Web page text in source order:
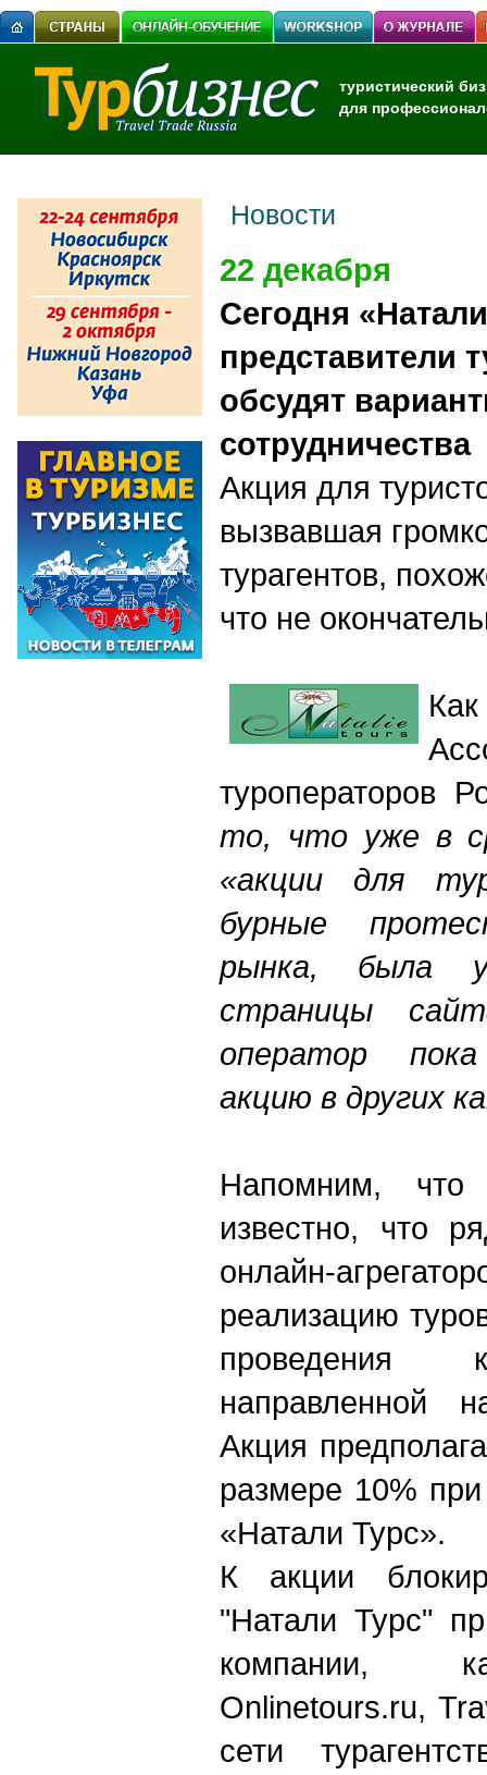
туристический
для
Новости
22 декабря
Сегодня
представители
обсудят
сотрудничества
Акция для
вызвавшая
турагентов,
что не
туроператоров
то, что уже в
«акции для
бурные
рынка, была
страницы
оператор
акцию в других
Напомним,
известно, что
онлайн-
реализацию
проведения
направленной
Акция
размере 10%
«Натали Турс».
К акции
"Натали Турс"
компании,
Onlinetours.ru,
сети